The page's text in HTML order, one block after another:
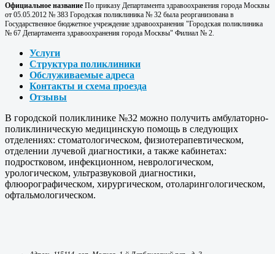
Официальное название По приказу Департамента здравоохранения города Москвы
от 05.05.2012 № 383 Городская поликлиника № 32 была реорганизована в
Государственное бюджетное учреждение здравоохранения "Городская поликлиника
№ 67 Департамента здравоохранения города Москвы" Филиал № 2.
Услуги
Структура поликлиники
Обслуживаемые адреса
Контакты и схема проезда
Отзывы
В городской поликлинике №32 можно получить амбулаторно-
поликлиническую медицинскую помощь в следующих
отделениях: стоматологическом, физиотерапевтическом,
отделении лучевой диагностики, а также кабинетах:
подростковом, инфекционном, неврологическом,
урологическом, ультразвуковой диагностики,
флюорографическом, хирургическом, отоларингологическом,
офтальмологическом.